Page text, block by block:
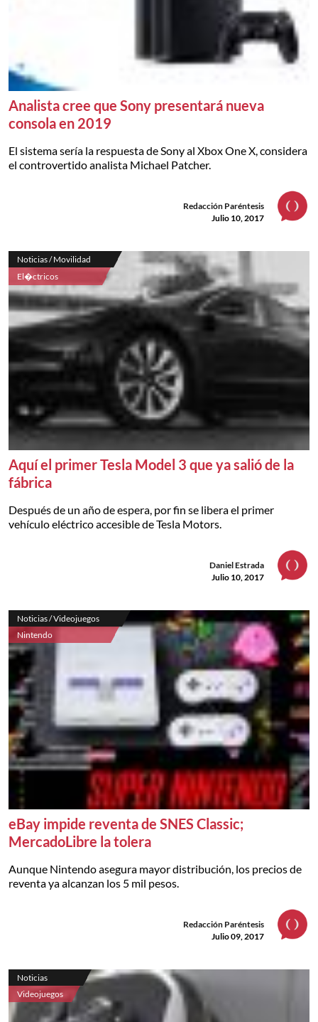
Analista cree que Sony presentará nueva
consola en 2019
El sistema sería la respuesta de Sony al Xbox One X, considera
el controvertido analista Michael Patcher.
Redacción Paréntesis
Julio 10, 2017
Noticias / Movilidad
El�ctricos
Aquí el primer Tesla Model 3 que ya salió de la
fábrica
Después de un año de espera, por fin se libera el primer
vehículo eléctrico accesible de Tesla Motors.
Daniel Estrada
Julio 10, 2017
Noticias / Videojuegos
Nintendo
eBay impide reventa de SNES Classic;
MercadoLibre la tolera
Aunque Nintendo asegura mayor distribución, los precios de
reventa ya alcanzan los 5 mil pesos.
Redacción Paréntesis
Julio 09, 2017
Noticias
Videojuegos